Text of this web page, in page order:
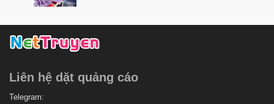
Liên hệ dặt quảng cáo
Telegram: